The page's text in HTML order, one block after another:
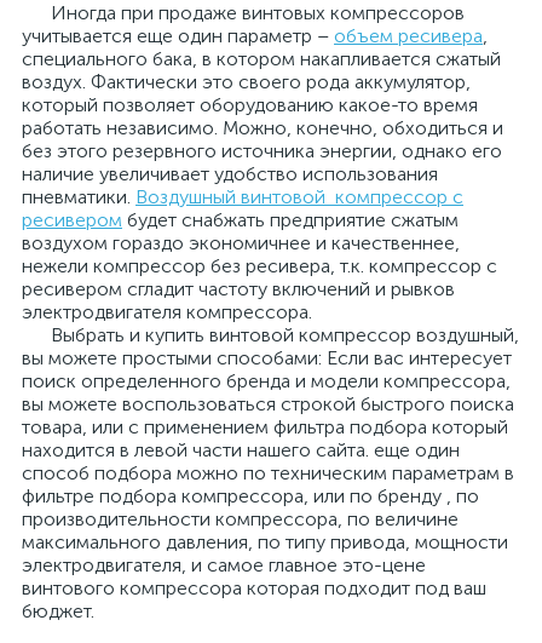
Иногда при продаже винтовых компрессоров
учитывается еще один параметр – объем ресивера,
специального бака, в котором накапливается сжатый
воздух. Фактически это своего рода аккумулятор,
который позволяет оборудованию какое-то время
работать независимо. Можно, конечно, обходиться и
без этого резервного источника энергии, однако его
наличие увеличивает удобство использования
пневматики. Воздушный винтовой компрессор с
ресивером будет снабжать предприятие сжатым
воздухом гораздо экономичнее и качественнее,
нежели компрессор без ресивера, т.к. компрессор с
ресивером сгладит частоту включений и рывков
электродвигателя компрессора.
Выбрать и купить винтовой компрессор воздушный,
вы можете простыми способами: Если вас интересует
поиск определенного бренда и модели компрессора,
вы можете воспользоваться строкой быстрого поиска
товара, или с применением фильтра подбора который
находится в левой части нашего сайта. еще один
способ подбора можно по техническим параметрам в
фильтре подбора компрессора, или по бренду , по
производительности компрессора, по величине
максимального давления, по типу привода, мощности
электродвигателя, и самое главное это-цене
винтового компрессора которая подходит под ваш
бюджет.